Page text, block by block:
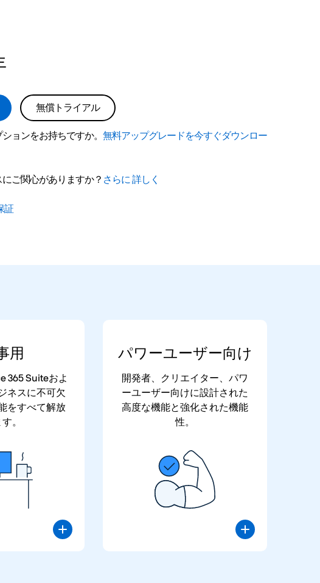
無償トライアル
ョンをお持ちですか。 無料アップグレードを今すぐダウンロー
ご関心がありますか？ さらに 詳しく
証
用
365 Suiteおよ
ネスに不可欠
をすべて解放
。
パワーユーザー向け
開発者、クリエイター、パワ
ーユーザー向けに設計された
高度な機能と強化された機能
性。